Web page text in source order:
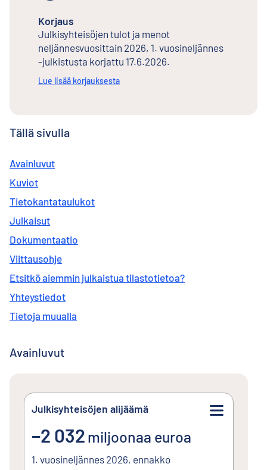
Korjaus
Julkisyhteisöjen tulot ja menot
neljännesvuosittain 2026, 1. vuosineljännes
-julkistusta korjattu 17.6.2026.
Lue lisää korjauksesta
Tällä sivulla
Avainluvut
Kuviot
Tietokantataulukot
Julkaisut
Dokumentaatio
Viittausohje
Etsitkö aiemmin julkaistua tilastotietoa?
Yhteystiedot
Tietoja muualla
Avainluvut
Julkisyhteisöjen alijäämä
miinus2 032miljoonaa euroa
−2 032 miljoonaa euroa
1. vuosineljännes 2026, ennakko